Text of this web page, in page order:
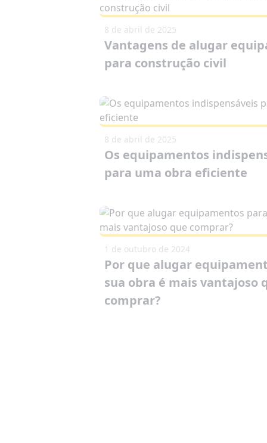
8 de abril de 2025
Vantagens de alugar
para construção civil
8 de abril de 2025
Os equipamentos
para uma obra eficiente
1 de outubro de 2024
Por que alugar
sua obra é mais vantajoso
comprar?